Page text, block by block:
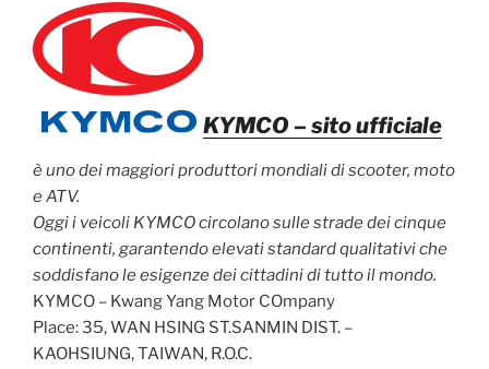
KYMCO– sito ufficiale
è uno dei maggiori produttori mondiali di scooter, moto
e ATV.
Oggi i veicoli KYMCO circolano sulle strade dei cinque
continenti, garantendo elevati standard qualitativi che
soddisfano le esigenze dei cittadini di tutto il mondo.
KYMCO – Kwang Yang Motor COmpany
Place: 35, WAN HSING ST.SANMIN DIST. –
KAOHSIUNG, TAIWAN, R.O.C.